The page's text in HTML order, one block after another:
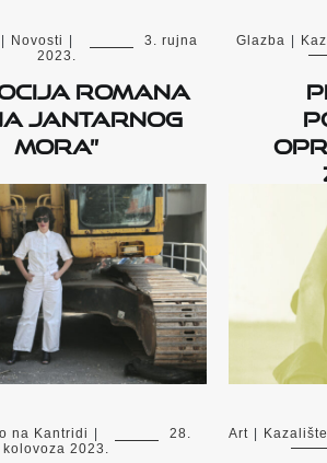
| Novosti |
3. rujna
2023.
romana
Jantarnog
mora”
Glazba |
na Kantridi
28.
kolovoza 2023.
Art Kazalište